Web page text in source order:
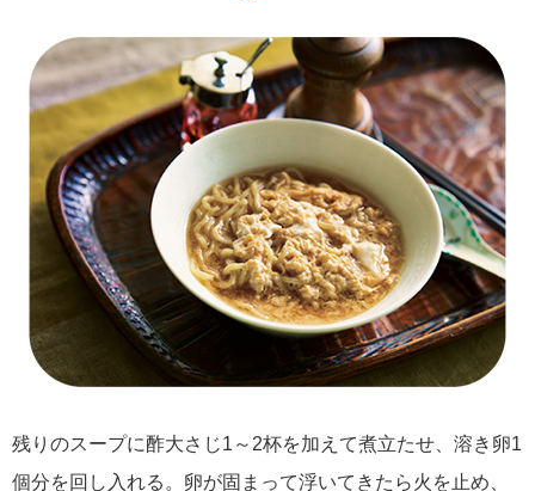
残りのスープに酢大さじ1～2杯を加えて煮立たせ、溶き卵1
個分を回し入れる。卵が固まって浮いてきたら火を止め、